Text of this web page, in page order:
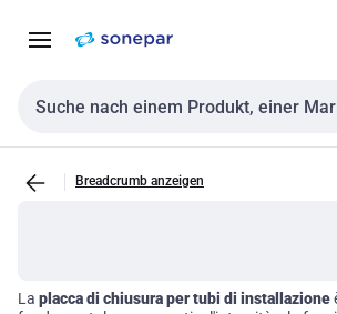
NavigationInhalt
Sucheingabe
Breadcrumb anzeigen
La placca di chiusura per tubi di installazione